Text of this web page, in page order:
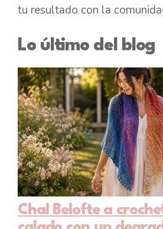
tu resultado con la
Lo último del blog
Chal Belofte a